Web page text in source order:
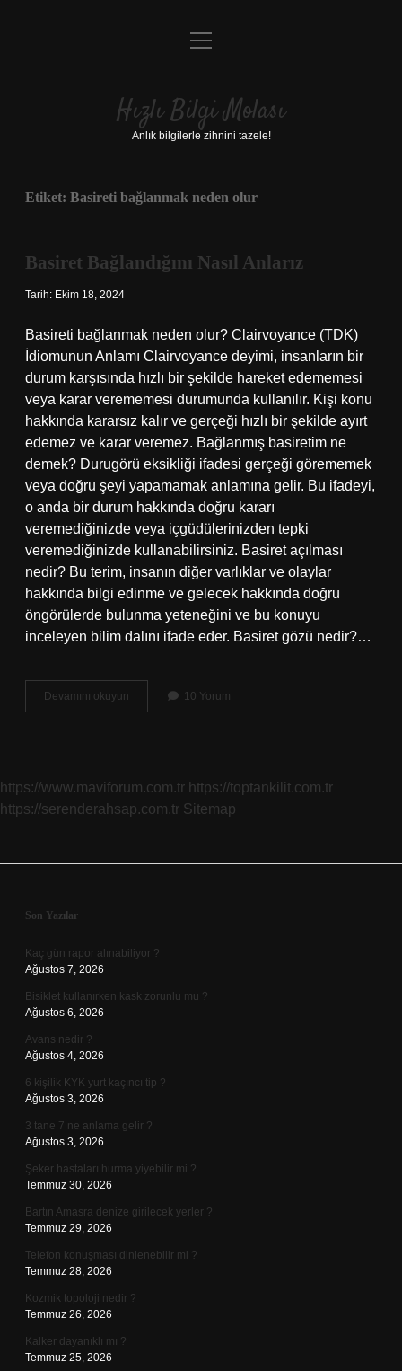
Anasayfa
Yasal Uyarı
menüyü
Hızlı Bilgi Molası
Anlık bilgilerle zihnini tazele!
Etiket: Basireti bağlanmak neden olur
Basiret Bağlandığını Nasıl Anlarız
Tarih: Ekim 18, 2024
Basireti bağlanmak neden olur? Clairvoyance (TDK)
İdiomunun Anlamı Clairvoyance deyimi, insanların bir
durum karşısında hızlı bir şekilde hareket edememesi
veya karar verememesi durumunda kullanılır. Kişi konu
hakkında kararsız kalır ve gerçeği hızlı bir şekilde ayırt
edemez ve karar veremez. Bağlanmış basiretim ne
demek? Durugörü eksikliği ifadesi gerçeği görememek
veya doğru şeyi yapamamak anlamına gelir. Bu ifadeyi,
o anda bir durum hakkında doğru kararı
veremediğinizde veya içgüdülerinizden tepki
veremediğinizde kullanabilirsiniz. Basiret açılması
nedir? Bu terim, insanın diğer varlıklar ve olaylar
hakkında bilgi edinme ve gelecek hakkında doğru
öngörülerde bulunma yeteneğini ve bu konuyu
inceleyen bilim dalını ifade eder. Basiret gözü nedir?…
Devamını okuyun
Bağlandığını
10 Yorum
https://www.maviforum.com.tr https://toptankilit.com.tr
https://serenderahsap.com.tr Sitemap
Sidebar
Son Yazılar
Kaç gün rapor alınabiliyor ?
Ağustos 7, 2026
Bisiklet kullanırken kask zorunlu mu ?
Ağustos 6, 2026
Avans nedir ?
Ağustos 4, 2026
6 kişilik KYK yurt kaçıncı tip ?
Ağustos 3, 2026
3 tane 7 ne anlama gelir ?
Ağustos 3, 2026
Şeker hastaları hurma yiyebilir mi ?
Temmuz 30, 2026
Bartın Amasra denize girilecek yerler ?
Temmuz 29, 2026
Telefon konuşması dinlenebilir mi ?
Temmuz 28, 2026
Kozmik topoloji nedir ?
Temmuz 26, 2026
Kalker dayanıklı mı ?
Temmuz 25, 2026